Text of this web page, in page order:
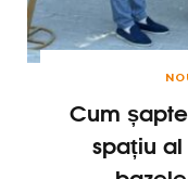
Cum
spațiu